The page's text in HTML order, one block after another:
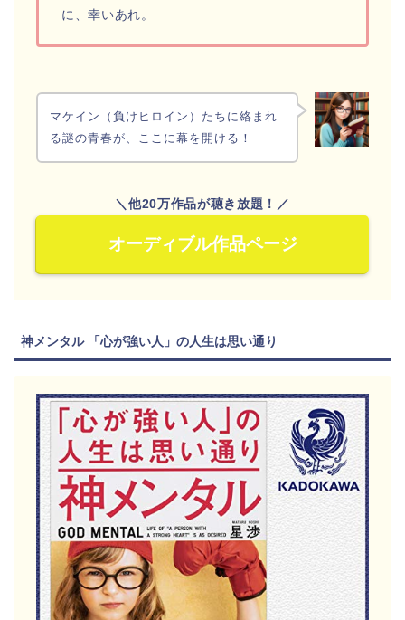
に、幸いあれ。
マケイン（負けヒロイン）たちに絡まれ
る謎の青春が、ここに幕を開ける！
＼他20万作品が聴き放題！／
オーディブル作品ページ
神メンタル 「心が強い人」の人生は思い通り